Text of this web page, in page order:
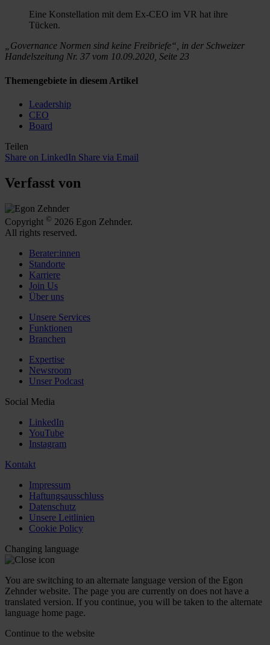
Eine Konstellation mit dem Ex-CEO im VR hat ihre
Tücken.
„Governance Normen sind keine Freibriefe“, in der Schweizer
Handelszeitung Nr. 37 vom 10.09.2020, Seite 23
Themengebiete in diesem Artikel
Leadership
CEO
Board
Teilen
Share on LinkedIn Share via Email
Verfasst von
Copyright © 2026 Egon Zehnder.
All rights reserved.
Berater:innen
Standorte
Karriere
Join Us
Über uns
Unsere Services
Funktionen
Branchen
Expertise
Newsroom
Unser Podcast
Social Media
LinkedIn
YouTube
Instagram
Kontakt
Impressum
Haftungsausschluss
Datenschutz
Unsere Leitlinien
Cookie Policy
Changing language
You are switching to an alternate language version of the Egon
Zehnder website. The page you are currently on does not have a
translated version. If you continue, you will be taken to the alternate
language home page.
Continue to the website